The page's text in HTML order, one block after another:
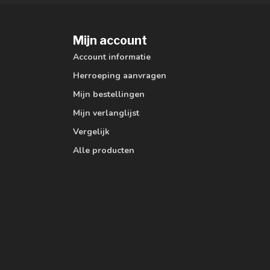
Mijn account
Account informatie
Herroeping aanvragen
Mijn bestellingen
Mijn verlanglijst
Vergelijk
Alle producten